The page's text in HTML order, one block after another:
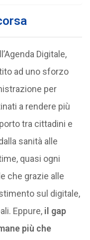
Digitale,
ad uno sforzo
per
a rendere più
tra cittadini e
sanità alle
quasi ogni
che grazie alle
sul digitale,
Eppure, il gap
più che